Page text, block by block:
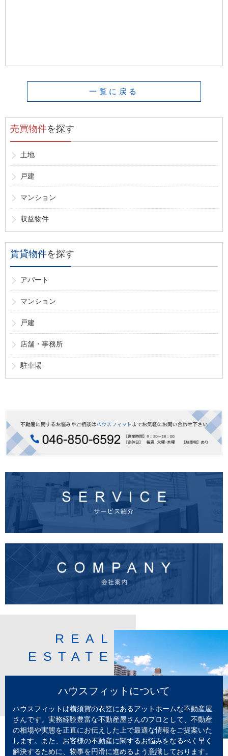
一覧に戻る
売買物件を探す
土地
戸建
マンション
収益物件
賃貸物件を探す
アパート
マンション
戸建
店舗・事務所
駐車場
REAL
ESTATE
ハウスフィットについて
ハウスフィットは横須賀の衣笠にあるアットホームな不動産屋
さんです。実務経験豊富な不動産屋さんのプロとして、不動産
の相場や実態を正直にお伝えした上で最適な情報をご提案いた
します。また、お客様の不動産に関するお悩みをなるべく早く
解決するために、物事を円滑に進めるよう意識しております。